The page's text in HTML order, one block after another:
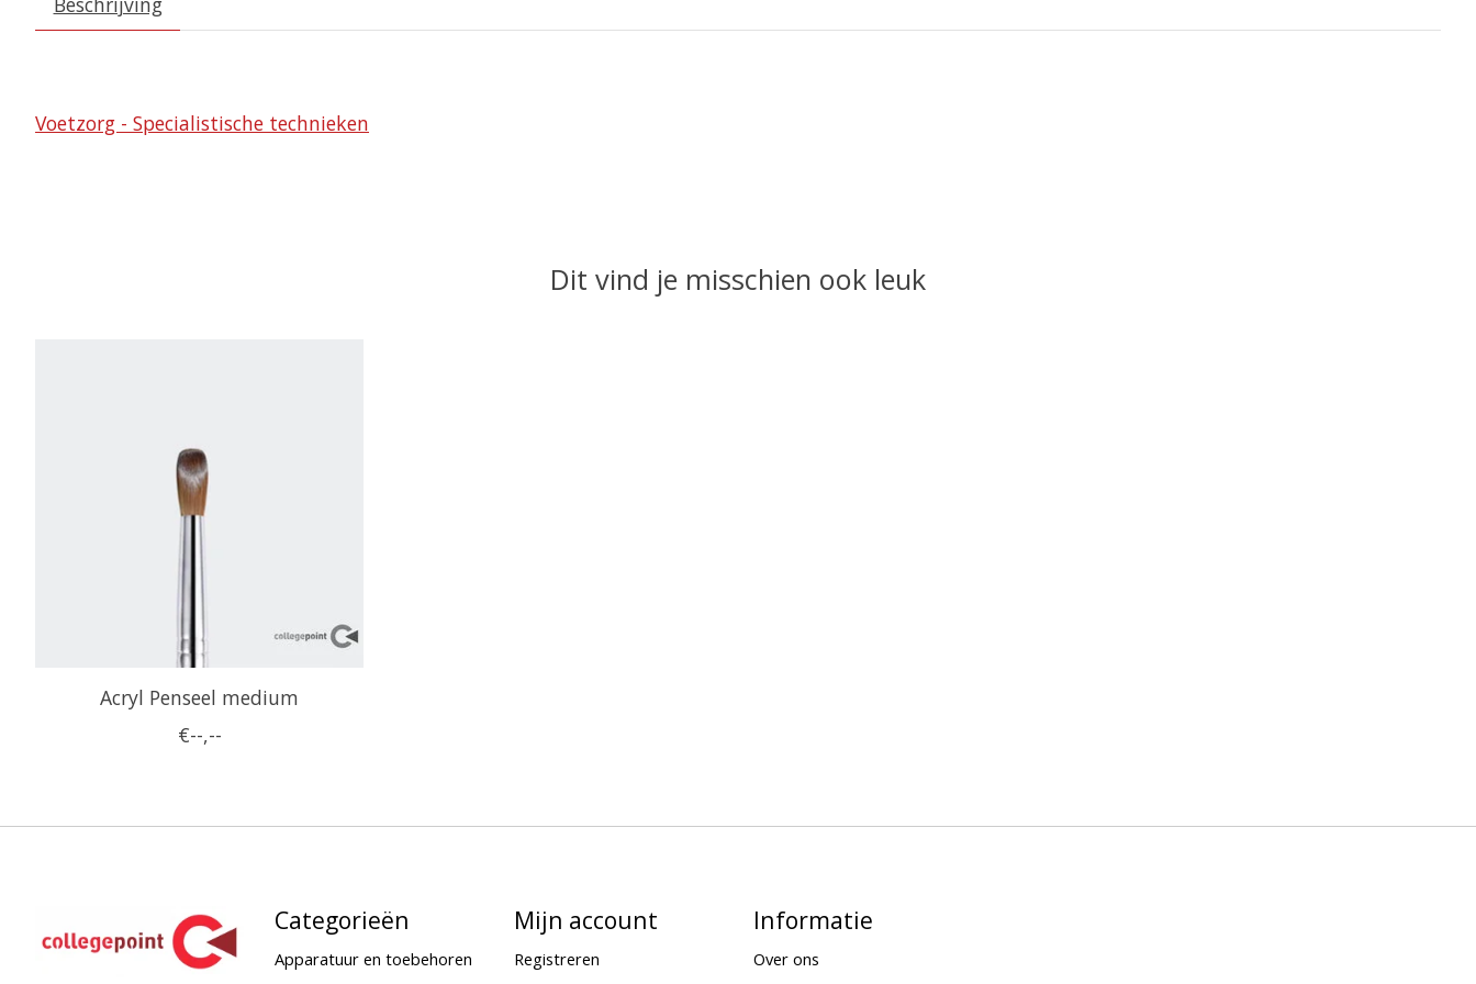
Voetzorg - Specialistische technieken
Dit vind je misschien ook leuk
Acryl Penseel medium
€--,--
Categorieën
Apparatuur en toebehoren
Mijn account
Registreren
Informatie
Over ons